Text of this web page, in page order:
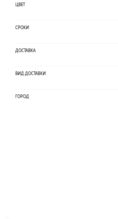
ЦВЕТ
СРОКИ
ДОСТАВКА
ВИД ДОСТАВКИ
ГОРОД